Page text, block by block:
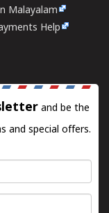
Malayalam
Help
and be the
and special offers.